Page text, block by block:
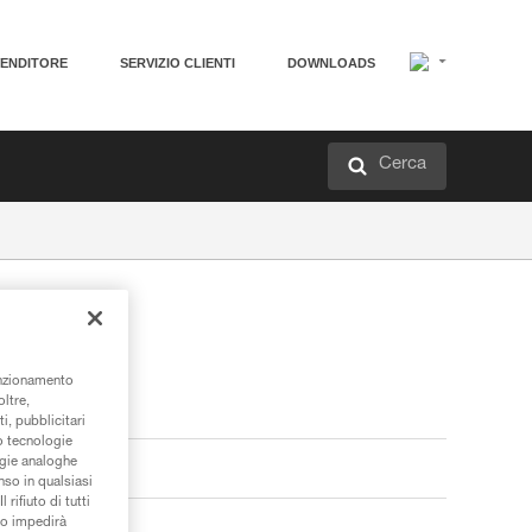
SERVIZIO CLIENTI DOWNLOADS
Cerca
pubblicitari
tecnologie
analoghe
in qualsiasi
rifiuto di tutti
impedirà